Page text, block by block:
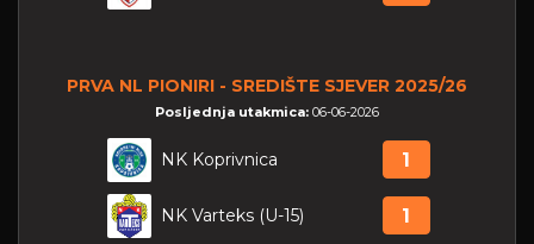
PRVA NL PIONIRI - SREDIŠTE SJEVER 2025/26
Posljednja utakmica: 06-06-2026
NK Koprivnica 1
NK Varteks (U-15) 1